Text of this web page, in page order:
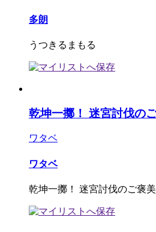
多朗
うつきるまもる
乾坤一擲！ 迷宮討伐の
ワタベ
ワタベ
乾坤一擲！ 迷宮討伐のご褒